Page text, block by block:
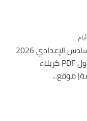
نتائج السادس الإعدادي 2026
الدور الأول PDF كربلاء
موقع...